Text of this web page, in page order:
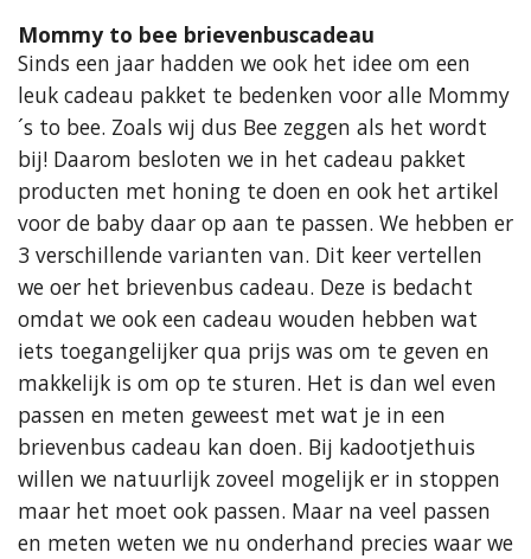
Mommy to bee brievenbuscadeau
Sinds een jaar hadden we ook het idee om een
leuk cadeau pakket te bedenken voor alle Mommy
´s to bee. Zoals wij dus Bee zeggen als het wordt
bij! Daarom besloten we in het cadeau pakket
producten met honing te doen en ook het artikel
voor de baby daar op aan te passen. We hebben er
3 verschillende varianten van. Dit keer vertellen
we oer het brievenbus cadeau. Deze is bedacht
omdat we ook een cadeau wouden hebben wat
iets toegangelijker qua prijs was om te geven en
makkelijk is om op te sturen. Het is dan wel even
passen en meten geweest met wat je in een
brievenbus cadeau kan doen. Bij kadootjethuis
willen we natuurlijk zoveel mogelijk er in stoppen
maar het moet ook passen. Maar na veel passen
en meten weten we nu onderhand precies waar we